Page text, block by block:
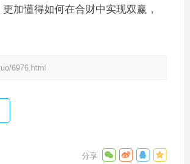
加懂得如何在合财中实现双赢，
6976.html